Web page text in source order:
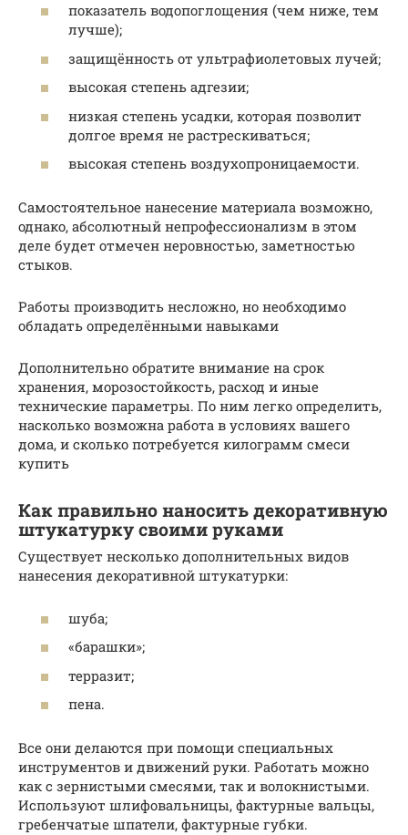
показатель водопоглощения (чем ниже, тем
лучше);
защищённость от ультрафиолетовых лучей;
высокая степень адгезии;
низкая степень усадки, которая позволит
долгое время не растрескиваться;
высокая степень воздухопроницаемости.
Самостоятельное нанесение материала возможно,
однако, абсолютный непрофессионализм в этом
деле будет отмечен неровностью, заметностью
стыков.
Работы производить несложно, но необходимо
обладать определёнными навыками
Дополнительно обратите внимание на срок
хранения, морозостойкость, расход и иные
технические параметры. По ним легко определить,
насколько возможна работа в условиях вашего
дома, и сколько потребуется килограмм смеси
купить
Как правильно наносить декоративную
штукатурку своими руками
Существует несколько дополнительных видов
нанесения декоративной штукатурки:
шуба;
«барашки»;
терразит;
пена.
Все они делаются при помощи специальных
инструментов и движений руки. Работать можно
как с зернистыми смесями, так и волокнистыми.
Используют шлифовальницы, фактурные вальцы,
гребенчатые шпатели, фактурные губки.